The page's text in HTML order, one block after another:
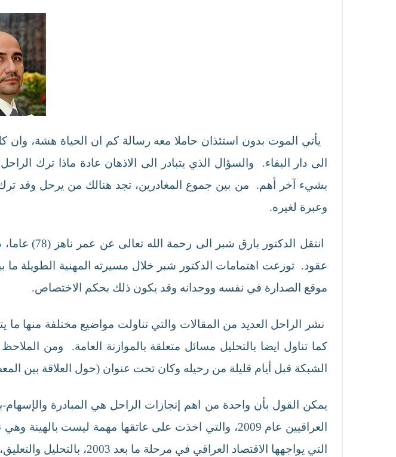
يأتي الموت بدون استئذان حاملا معه رسالة كم ان الحياة هشة،
الى دار البقاء. والسؤال الذي يتبادر الى الاذهان عادة ماذا ترك
بشيء آخر أهم. من بين جموع المغادرين، تجد هنالك من يرحل وقد
وعبرة لغيره.
انتقل
عقود. توزعت اهتمامات الدكتور شبر خلال مسيرته المهنية الطويلة ما
موقع الصدارة في نفسه ووجدانه وقد يكون ذلك بحكم الاختصاص.
نشر الراحل العديد من المقالات والتي تناولت مواضيع مختلفة منها
كما تناول ايضا بالتحليل مسائل متعلقة بالموازنة العامة. ومن
الشبكة قبل أيام قليلة من رحيله وكان تحت عنوان (حول العلاقة بين
يمكن القول بأن واحدة من اهم إنجازات الراحل هي المبادرة
العراقيين عام 2009، والتي اخذت على عاتقها مهمة ليست
التي يواجهها الاقتصاد العراقي في مرحلة ما بعد 2003، بالتحليل والتعليق، في الوقت الذي كان العراق ساحة لعدد من الأحداث َ السياسية المفصلية.